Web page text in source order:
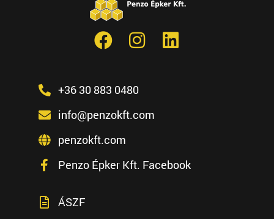
+36 30 883 0480
info@penzokft.com
penzokft.com
Penzo Épker Kft. Facebook
ÁSZF